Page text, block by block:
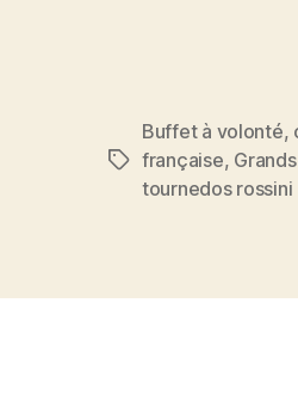
Étiquettes
Buffet à volonté,
française,
tournedos rossini